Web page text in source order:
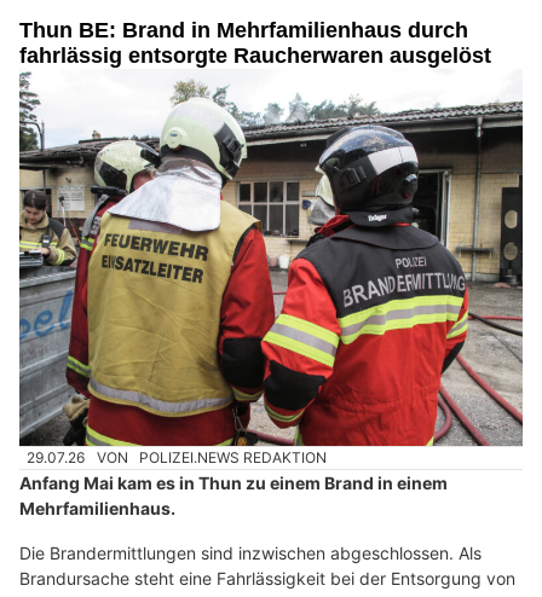
Thun BE: Brand in Mehrfamilienhaus durch
fahrlässig entsorgte Raucherwaren ausgelöst
29.07.26 VON POLIZEI.NEWS REDAKTION
Anfang Mai kam es in Thun zu einem Brand in einem
Mehrfamilienhaus.
Die Brandermittlungen sind inzwischen abgeschlossen. Als
Brandursache steht eine Fahrlässigkeit bei der Entsorgung von